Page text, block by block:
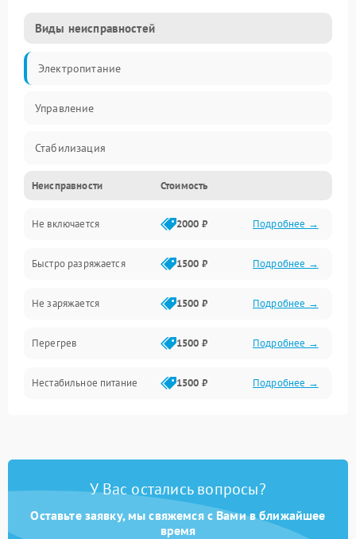
Виды неисправностей
Электропитание
Управление
Стабилизация
Механика
Корпус
Неисправности Стоимость
Не включается 2000 ₽ Подробнее →
Быстро разряжается 1500 ₽ Подробнее →
Не заряжается 1500 ₽ Подробнее →
Перегрев 1500 ₽ Подробнее →
Нестабильное питание 1500 ₽ Подробнее →
У Вас остались вопросы?
Оставьте заявку, мы свяжемся с Вами в ближайшее
время